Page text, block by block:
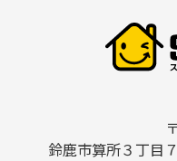
鈴鹿市算所３丁目